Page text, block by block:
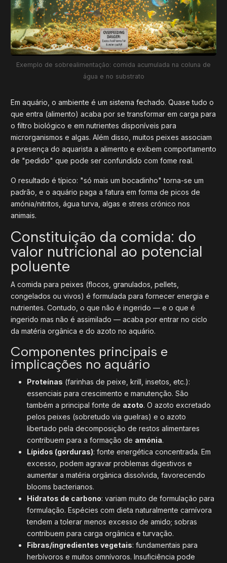
Exemplo de sobrealimentação: comida acumulada na coluna de
água e no substrato
Em aquário, o ambiente é um sistema fechado. Quase tudo o
que entra (alimento) acaba por se transformar em carga para
o filtro biológico e em nutrientes disponíveis para
microrganismos e algas. Além disso, muitos peixes associam
a presença do aquarista a alimento e exibem comportamento
de "pedido" que pode ser confundido com fome real.
O resultado é típico: "só mais um bocadinho" torna-se um
padrão, e o aquário paga a fatura em forma de picos de
amónia/nitritos, água turva, algas e stress crónico nos
animais.
Constituição da comida: do
valor nutricional ao potencial
poluente
A comida para peixes (flocos, granulados, pellets,
congelados ou vivos) é formulada para fornecer energia e
nutrientes. Contudo, o que não é ingerido — e o que é
ingerido mas não é assimilado — acaba por entrar no ciclo
da matéria orgânica e do azoto no aquário.
Componentes principais e
implicações no aquário
Proteínas (farinhas de peixe, krill, insetos, etc.):
essenciais para crescimento e manutenção. São
também a principal fonte de azoto. O azoto excretado
pelos peixes (sobretudo via guelras) e o azoto
libertado pela decomposição de restos alimentares
contribuem para a formação de amónia.
Lípidos (gorduras): fonte energética concentrada. Em
excesso, podem agravar problemas digestivos e
aumentar a matéria orgânica dissolvida, favorecendo
blooms bacterianos.
Hidratos de carbono: variam muito de formulação para
formulação. Espécies com dieta naturalmente carnívora
tendem a tolerar menos excesso de amido; sobras
contribuem para carga orgânica e turvação.
Fibras/ingredientes vegetais: fundamentais para
herbívoros e muitos omnívoros. Insuficiência pode